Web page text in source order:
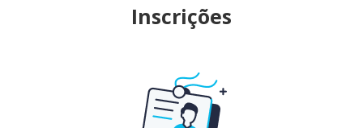
Inscrições